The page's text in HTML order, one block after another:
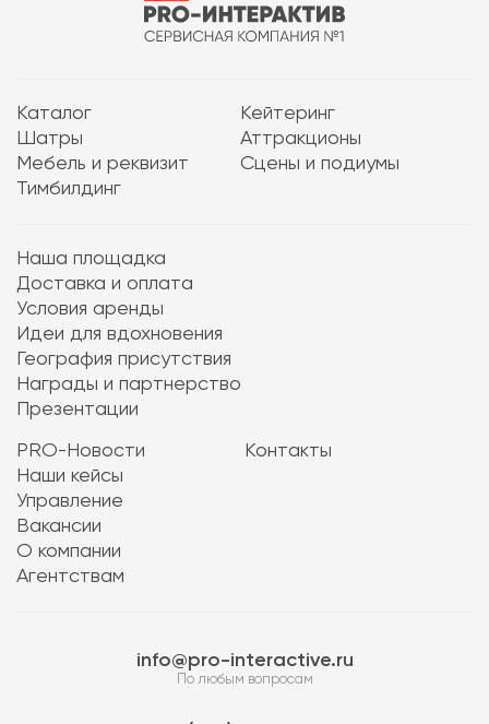
Каталог
Кейтеринг
Шатры
Аттракционы
Мебель и реквизит
Сцены и подиумы
Тимбилдинг
Наша площадка
Доставка и оплата
Условия аренды
Идеи для вдохновения
География присутствия
Награды и партнерство
Презентации
PRO-Новости
Наши кейсы
Управление
Вакансии
О компании
Агентствам
Контакты
info@pro-interactive.ru
По любым вопросам